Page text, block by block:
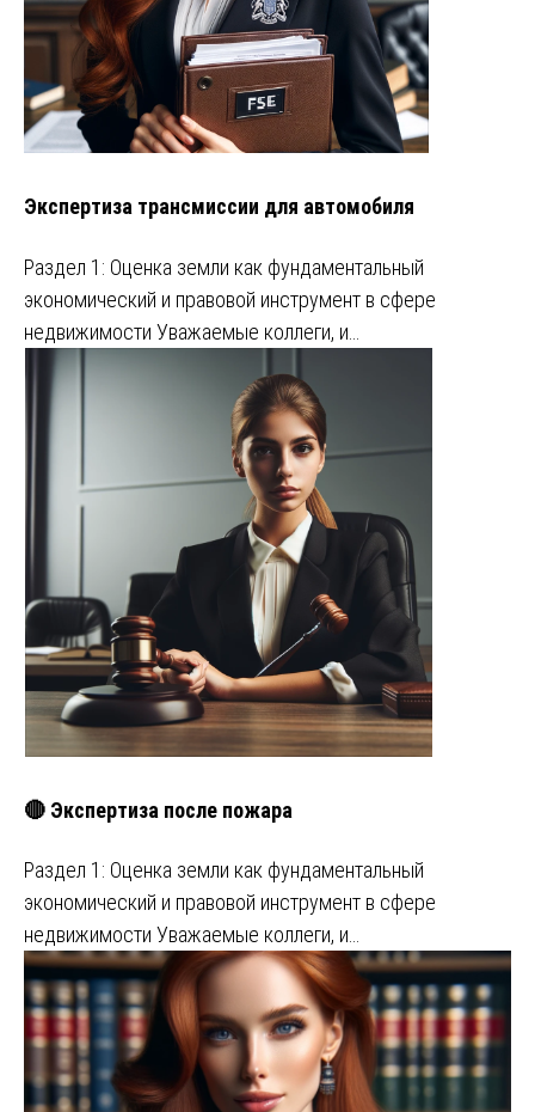
Экспертиза трансмиссии для автомобиля
Раздел 1: Оценка земли как фундаментальный
экономический и правовой инструмент в сфере
недвижимости Уважаемые коллеги, и…
🔴 Экспертиза после пожара
Раздел 1: Оценка земли как фундаментальный
экономический и правовой инструмент в сфере
недвижимости Уважаемые коллеги, и…